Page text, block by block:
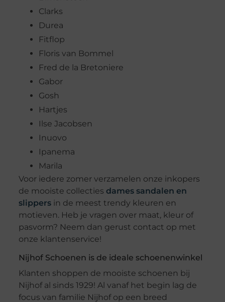
Clarks
Durea
Fitflop
Floris van Bommel
Fred de la Bretoniere
Gabor
Gosh
Hartjes
Ilse Jacobsen
Inuovo
Ipanema
Marila
Voor iedere zomer verzamelen onze inkopers
de mooiste collecties dames sandalen en
slippers in de meest trendy kleuren en
motieven. Heb je vragen over maat, kleur of
pasvorm? Neem dan gerust contact op met
onze klantenservice!
Nijhof Schoenen is de ideale schoenenwinkel
Klanten shoppen de mooiste schoenen bij
Nijhof al sinds 1929! Al vanaf het begin lag de
focus van familie Nijhof op een breed